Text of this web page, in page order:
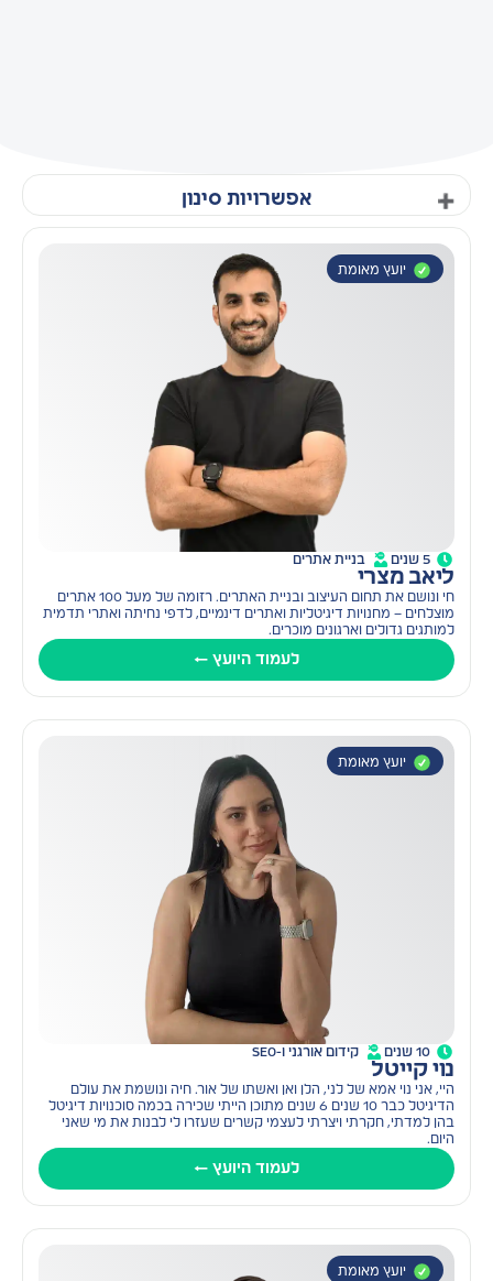
אפשרויות סינון
סינון לפי תחום עיסוק
פיננסים, השקעות וייעוץ פנסיוני
שיווק דיגיטלי
בניית אתרים
יועץ מאומת
5 שנים בניית אתרים
ליאב מצרי
חי ונושם את תחום העיצוב ובניית האתרים. רזומה של מעל 100 אתרים
מוצלחים – מחנויות דיגיטליות ואתרים דינמיים, לדפי נחיתה ואתרי תדמית
למותגים גדולים וארגונים מוכרים.
לעמוד היועץ ←
יועץ מאומת
10 שנים קידום אורגני ו-SEO
נוי קייטל
היי, אני נוי אמא של לני, הלן ואן ואשתו של אור. חיה ונושמת את עולם
הדיגיטל כבר 10 שנים 6 שנים מתוכן הייתי שכירה בכמה סוכנויות דיגיטל
בהן למדתי, חקרתי ויצרתי לעצמי קשרים שעזרו לי לבנות את מי שאני
היום.
לעמוד היועץ ←
יועץ מאומת